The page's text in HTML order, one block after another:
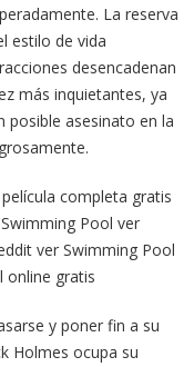
La reserva
estilo de vida
desencadenan
más inquietantes, ya
posible asesinato en la
completa gratis
Pool ver
ver Swimming Pool
online gratis
y poner fin a su
Holmes ocupa su